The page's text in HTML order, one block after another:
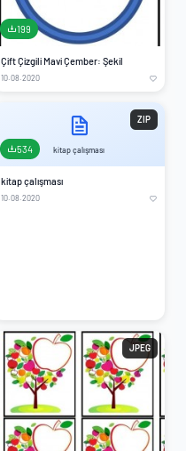
199
Çift Çizgili Mavi Çember: Şekil
10.08.2020
kitap çalışması
ZIP
534
kitap çalışması
10.08.2020
JPEG